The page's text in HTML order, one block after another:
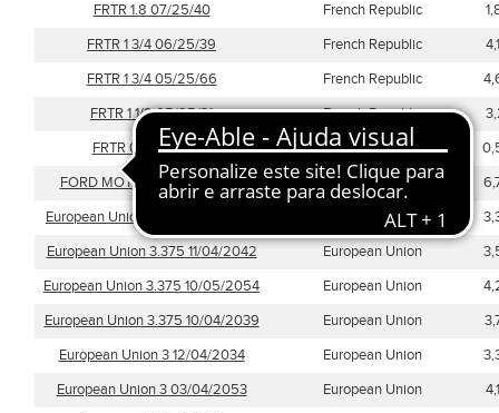
FRTR 1.8 07/25/40
French Republic
FRTR 1 3/4 06/25/39
French Republic
FRTR 1 3/4 05/25/66
French Republic
FRTR 1 1/2 05/25/31
French Republic
FRTR 0.7 07/25/30
French Republic
FORD MOTOR 4.75% 15GE43
Ford Motor Company
European Union 3.375 12/12/2035
European Union
European Union 3.375 11/04/2042
European Union
European Union 3.375 10/05/2054
European Union
European Union 3.375 10/04/2039
European Union
European Union 3 12/04/2034
European Union
European Union 3 03/04/2053
European Union